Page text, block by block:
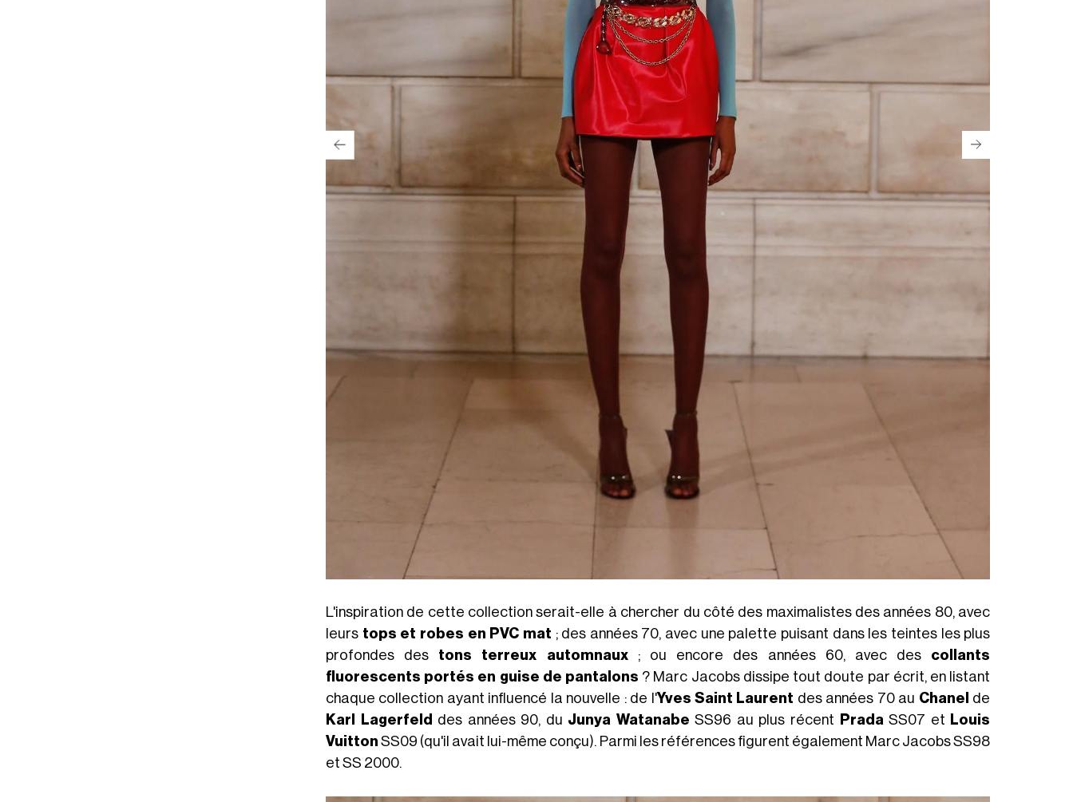
L'inspiration de cette collection serait-elle à chercher du côté des maximalistes des années 80, avec
leurs tops et robes en PVC mat ; des années 70, avec une palette puisant dans les teintes les plus
profondes des tons terreux automnaux; ou encore des années 60, avec des collants
fluorescents portés en guise de pantalons ? Marc Jacobs dissipe tout doute par écrit, en listant
chaque collection ayant influencé la nouvelle : de l'Yves Saint Laurent des années 70 au Chanel
de
Karl Lagerfeld
des années 90, du Junya Watanabe SS96 au plus récent Prada SS07 et
Louis
Vuitton SS09 (qu'il avait lui-même conçu). Parmi les références figurent également Marc Jacobs SS98
et SS 2000.